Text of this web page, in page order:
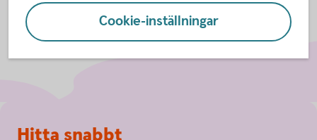
Cookie-inställningar
Sidfot